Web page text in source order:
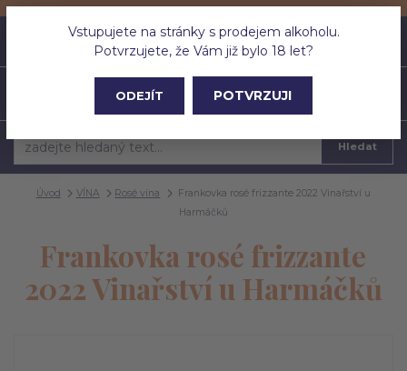
Vstupujete na stránky s prodejem alkoholu.
Potvrzujete, že Vám již bylo 18 let?
ODEJÍT POTVRZUJI
CZK
Hledat
Úvod VÍNA Rosé vína
Frankovka rosé frizzante 2022 Vinařství u
Harmáčků
Frankovka rosé frizzante
2022 Vinařství u Harmáčků